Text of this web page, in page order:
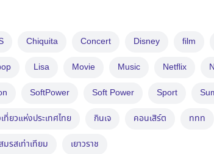
Chiquita Concert Disney film
Lisa Movie Music Netflix
SoftPower Soft Power Sport
ที่ยวแห่งประเทศไทย กินเจ คอนเสิร์ต ททท
มรสเท่าเทียม เยาวราช